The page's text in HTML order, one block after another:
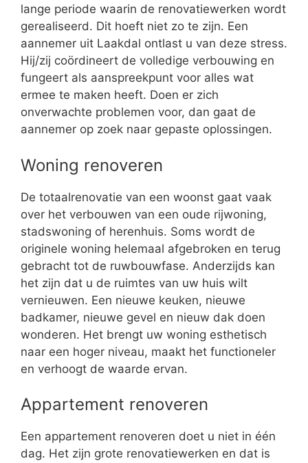
lange periode waarin de renovatiewerken wordt
gerealiseerd. Dit hoeft niet zo te zijn. Een
aannemer uit Laakdal ontlast u van deze stress.
Hij/zij coördineert de volledige verbouwing en
fungeert als aanspreekpunt voor alles wat
ermee te maken heeft. Doen er zich
onverwachte problemen voor, dan gaat de
aannemer op zoek naar gepaste oplossingen.
Woning renoveren
De totaalrenovatie van een woonst gaat vaak
over het verbouwen van een oude rijwoning,
stadswoning of herenhuis. Soms wordt de
originele woning helemaal afgebroken en terug
gebracht tot de ruwbouwfase. Anderzijds kan
het zijn dat u de ruimtes van uw huis wilt
vernieuwen. Een nieuwe keuken, nieuwe
badkamer, nieuwe gevel en nieuw dak doen
wonderen. Het brengt uw woning esthetisch
naar een hoger niveau, maakt het functioneler
en verhoogt de waarde ervan.
Appartement renoveren
Een appartement renoveren doet u niet in één
dag. Het zijn grote renovatiewerken en dat is